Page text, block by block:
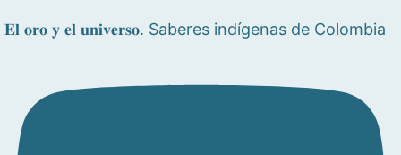
𝐄𝐥 𝐨𝐫𝐨 𝐲 𝐞𝐥 𝐮𝐧𝐢𝐯𝐞𝐫𝐬𝐨. Saberes indígenas de Colombia